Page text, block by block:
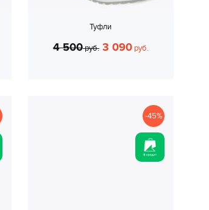
Туфли
4 500руб. 3 090руб.
-45%